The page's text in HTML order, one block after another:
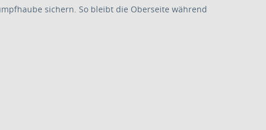
sichern. So bleibt die Oberseite während